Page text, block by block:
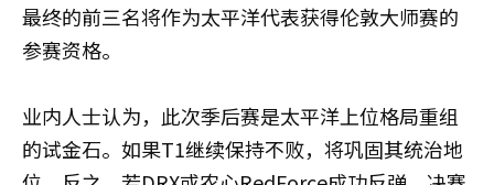
最终的前三名将作为太平洋代表获得伦敦大师赛的
参赛资格。
业内人士认为，此次季后赛是太平洋上位格局重组
的试金石。如果T1继续保持不败，将巩固其统治地